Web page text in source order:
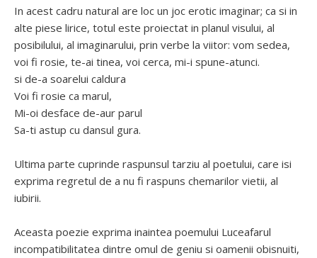
In acest cadru natural are loc un joc erotic imaginar; ca si in
alte piese lirice, totul este proiectat in planul visului, al
posibilului, al imaginarului, prin verbe la viitor: vom sedea,
voi fi rosie, te-ai tinea, voi cerca, mi-i spune-atunci.
si de-a soarelui caldura
Voi fi rosie ca marul,
Mi-oi desface de-aur parul
Sa-ti astup cu dansul gura.
Ultima parte cuprinde raspunsul tarziu al poetului, care isi
exprima regretul de a nu fi raspuns chemarilor vietii, al
iubirii.
Aceasta poezie exprima inaintea poemului Luceafarul
incompatibilitatea dintre omul de geniu si oamenii obisnuiti,